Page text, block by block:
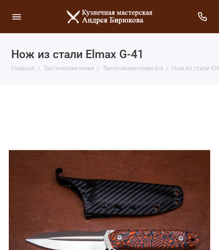
Нож из стали Elmax G-41
Главная Тактические ножи Тактические ножи G-4 Нож из стали